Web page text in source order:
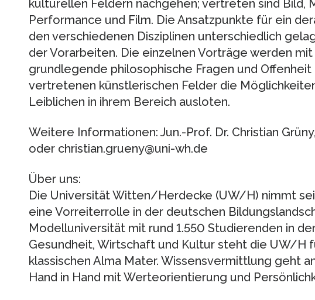
kulturellen Feldern nachgehen; vertreten sind Bild,
Performance und Film. Die Ansatzpunkte für ein
den verschiedenen Disziplinen unterschiedlich
der Vorarbeiten. Die einzelnen Vorträge werden
grundlegende philosophische Fragen und
vertretenen künstlerischen Felder die
Leiblichen in ihrem Bereich ausloten.
Weitere Informationen: Jun.-Prof. Dr. Christian
oder christian.grueny@uni-wh.de
Über uns:
Die Universität Witten/Herdecke (UW/H) nimmt
eine Vorreiterrolle in der deutschen
Modelluniversität mit rund 1.550 Studierenden in
Gesundheit, Wirtschaft und Kultur steht die UW/H
klassischen Alma Mater. Wissensvermittlung geht
Hand in Hand mit Werteorientierung und